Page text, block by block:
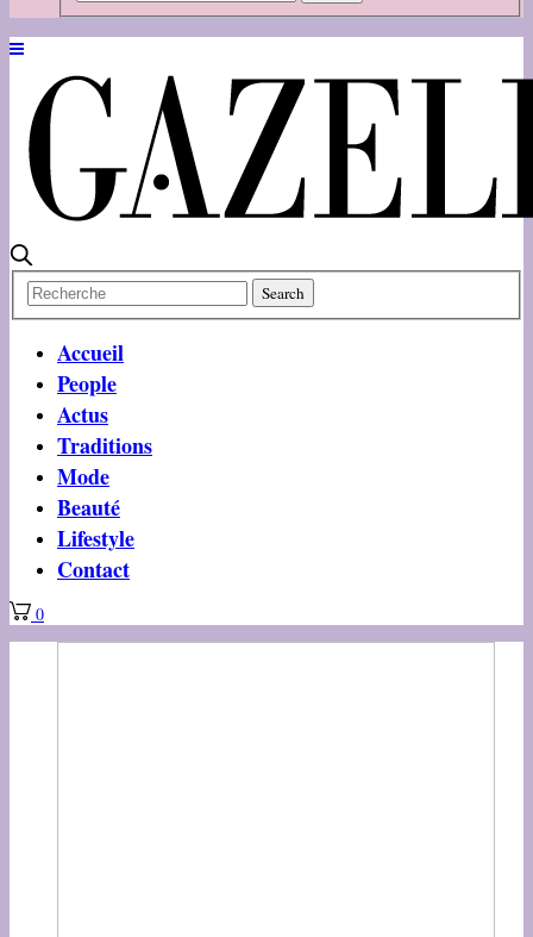
Accueil
People
Actus
Traditions
Mode
Beauté
Lifestyle
Contact
0